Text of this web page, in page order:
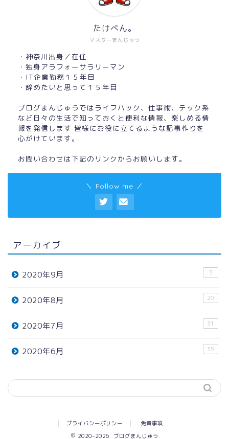
マスターまんじゅう
たけべん。
・神奈川出身／在住
・独身アラフォーサラリーマン
・IT企業勤務１５年目
・辞めたいと思って１５年目
ブログまんじゅうではライフハック、仕事術、テック系
など日々の生活で知っておくと便利な情報、楽しめる情
報を発信します 皆様にお役に立てるような記事作りを
心がけています。
お問い合わせは下記のリンクからお願いします。
＼ Follow me ／
アーカイブ
2020年9月 3
2020年8月 20
2020年7月 31
2020年6月 35
プライバシーポリシー
免責事項
2020–2026 ブログまんじゅう